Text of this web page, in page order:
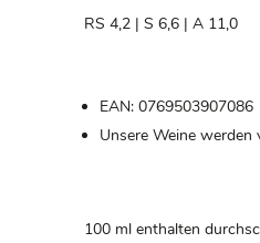
RS 4,2 | S 6,6 | A 11,0
EAN: 0769503907086
Unsere Weine werden
100 ml enthalten